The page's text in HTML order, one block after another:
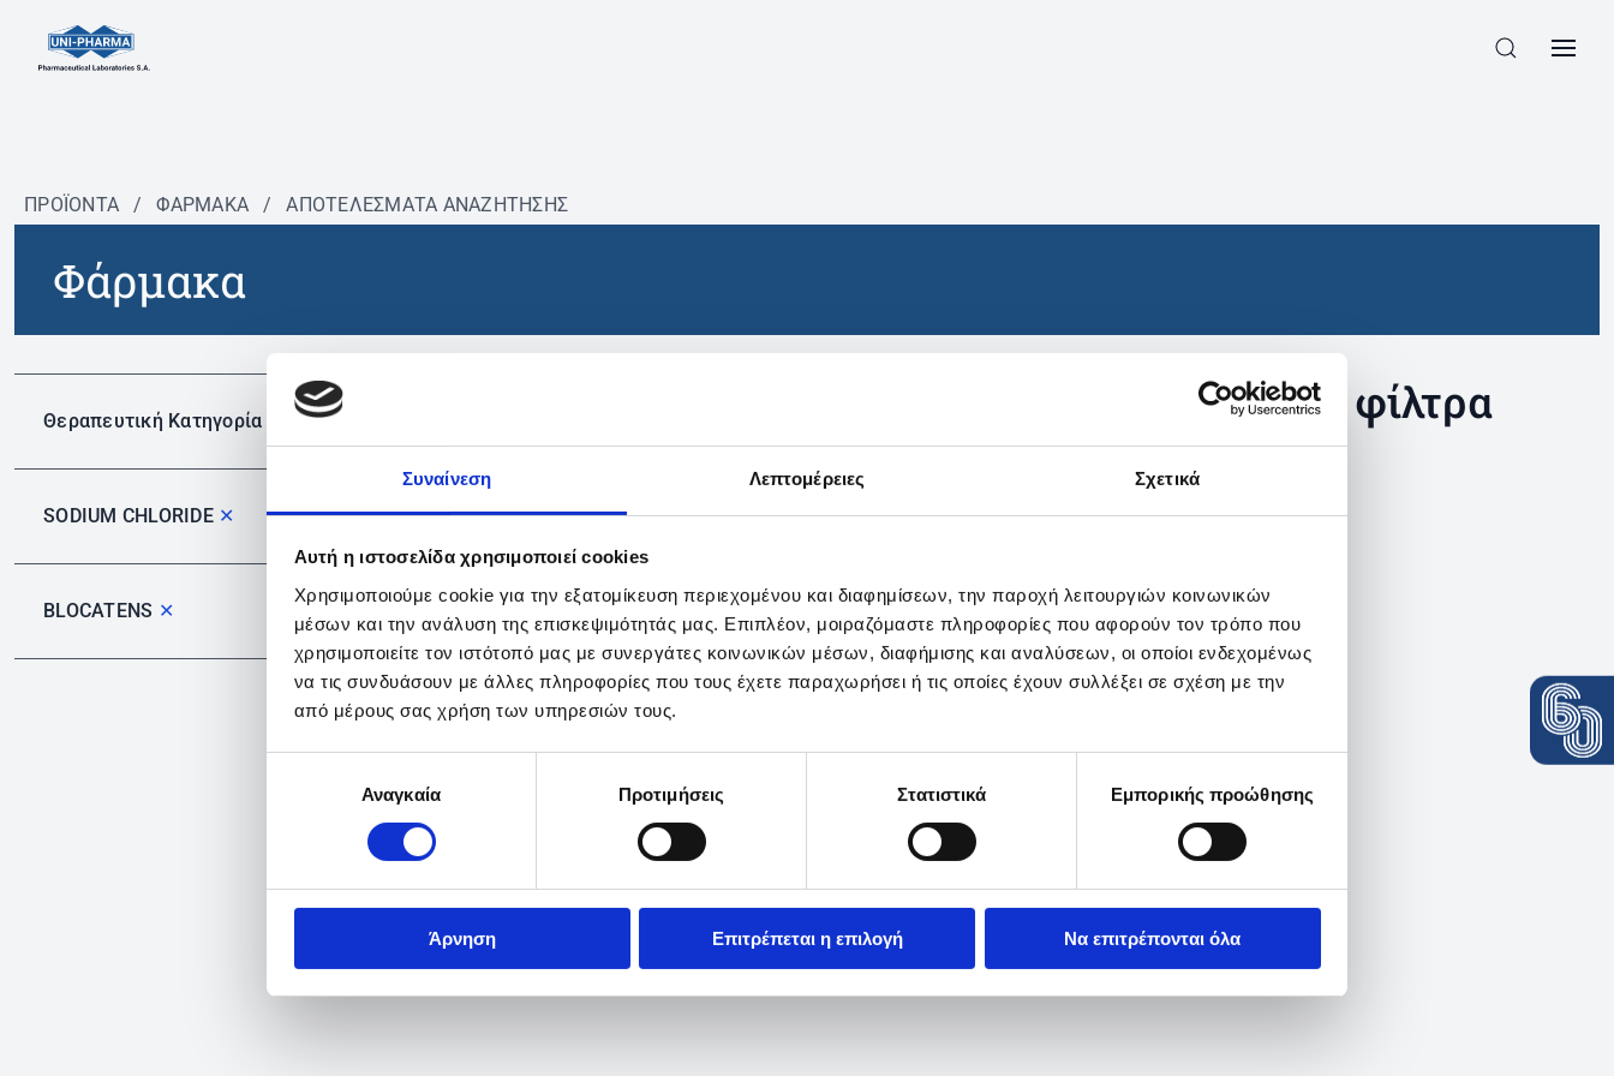
Συναίνεση Λεπτομέρειες Σχετικά
Αυτή η ιστοσελίδα χρησιμοποιεί cookies
Χρησιμοποιούμε cookie για την εξατομίκευση περιεχομένου και διαφημίσεων, την παροχή λειτουργιών κοινωνικών
μέσων και την ανάλυση της επισκεψιμότητάς μας. Επιπλέον, μοιραζόμαστε πληροφορίες που αφορούν τον τρόπο που
χρησιμοποιείτε τον ιστότοπό μας με συνεργάτες κοινωνικών μέσων, διαφήμισης και αναλύσεων, οι οποίοι ενδεχομένως
να τις συνδυάσουν με άλλες πληροφορίες που τους έχετε παραχωρήσει ή τις οποίες έχουν συλλέξει σε σχέση με την
από μέρους σας χρήση των υπηρεσιών τους.
συγκατάθεσηςΑναγκαία Προτιμήσεις Στατιστικά Εμπορικής προώθησης
Άρνηση Επιτρέπεται η επιλογή Να επιτρέπονται όλα
ΠΡΟΪΟΝΤΑ / ΦΆΡΜΑΚΑ / ΑΠΟΤΕΛΕΣΜΑΤΑ ΑΝΑΖΗΤΗΣΗΣ
Φάρμακα
Θεραπευτική Κατηγορία
SODIUM CHLORIDE ✕
BLOCATENS ✕
Δεν βρέθηκαν προϊόντα με τα συγκεκριμένα φίλτρα